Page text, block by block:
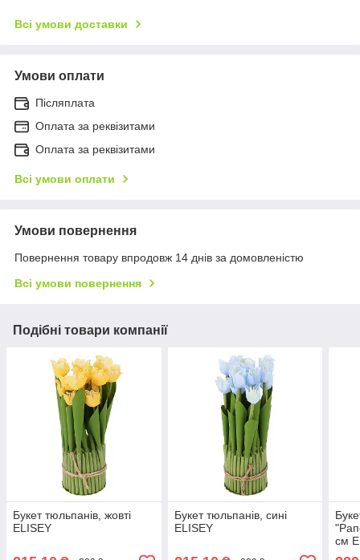
Всі умови доставки
Умови оплати
Післяплата
Оплата за реквізитами
Оплата за реквізитами
Всі умови оплати
Умови повернення
Повернення товару впродовж 14 днів за домовленістю
Всі умови повернення
Подібні товари компанії
Букет тюльпанів, жовті
ELISEY
Букет тюльпанів, сині
ELISEY
см